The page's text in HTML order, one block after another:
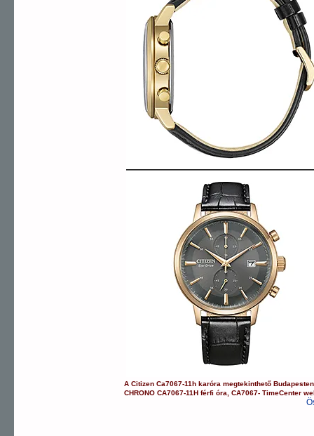
ACitizen Ca7067-11h karóra megtekinthető
CHRONO CA7067-11H férfi óra ,CA7067- TimeCenter